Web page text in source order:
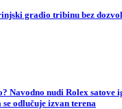
gradio tribinu bez
Navodno nudi Rolex satove
odlučuje izvan terena